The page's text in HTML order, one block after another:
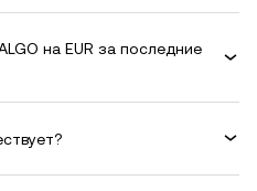
на EUR за последние